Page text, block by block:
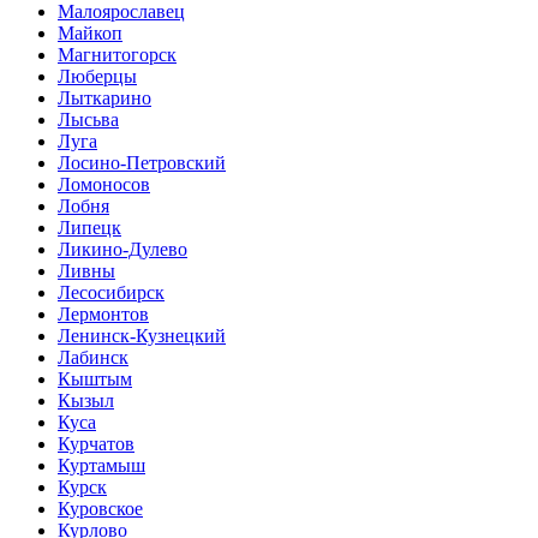
Малоярославец
Майкоп
Магнитогорск
Люберцы
Лыткарино
Лысьва
Луга
Лосино-Петровский
Ломоносов
Лобня
Липецк
Ликино-Дулево
Ливны
Лесосибирск
Лермонтов
Ленинск-Кузнецкий
Лабинск
Кыштым
Кызыл
Куса
Курчатов
Куртамыш
Курск
Куровское
Курлово